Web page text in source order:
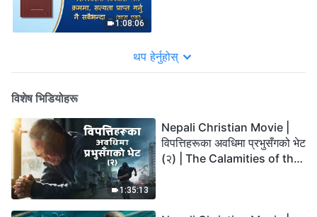
1:08:06
थप हेर्नुहोस्
विशेष भिडियोहरू
1:35:13
Nepali Christian Movie |
विपत्तिहरूका अवधिमा प्रभुसँगको भेट
(२) | The Calamities of the